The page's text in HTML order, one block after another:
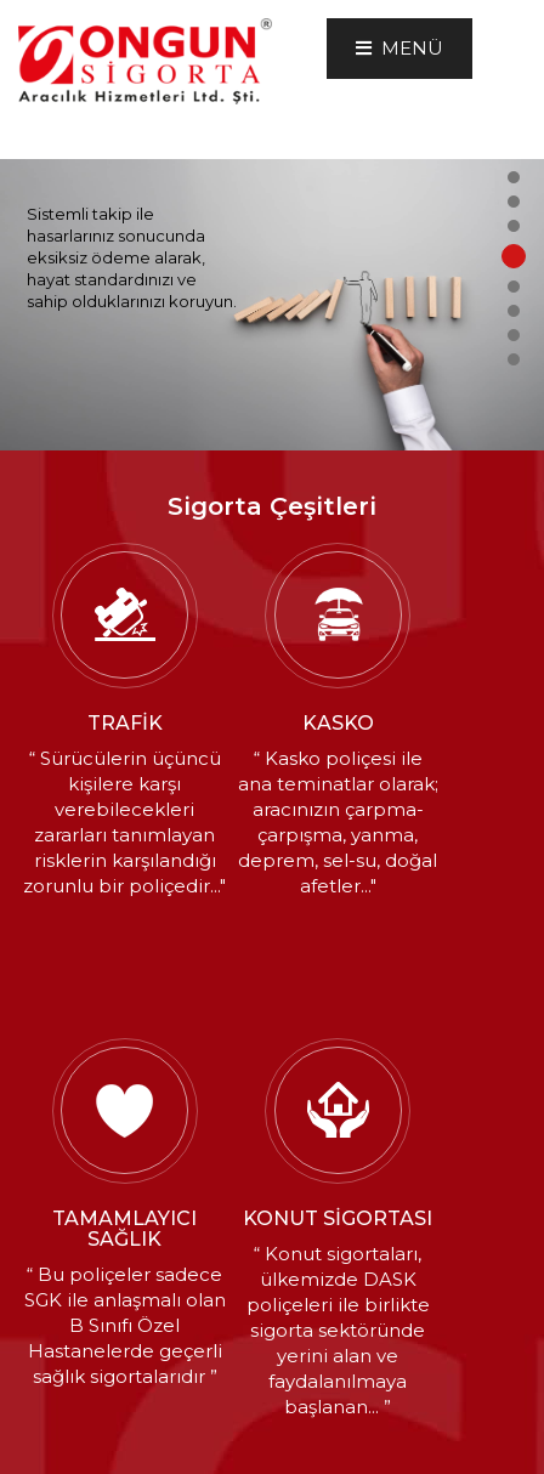
MENÜ
Sistemli takip ile
hasarlarınız sonucunda
eksiksiz ödeme alarak,
hayat standardınızı ve
sahip olduklarınızı koruyun.
Sigorta Çeşitleri
TRAFİK
“ Sürücülerin üçüncü
kişilere karşı
verebilecekleri
zararları tanımlayan
risklerin karşılandığı
zorunlu bir poliçedir..."
KASKO
“ Kasko poliçesi ile
ana teminatlar olarak;
aracınızın çarpma-
çarpışma, yanma,
deprem, sel-su, doğal
afetler..."
TAMAMLAYICI
SAĞLIK
“ Bu poliçeler sadece
SGK ile anlaşmalı olan
B Sınıfı Özel
Hastanelerde geçerli
sağlık sigortalarıdır ”
KONUT SİGORTASI
“ Konut sigortaları,
ülkemizde DASK
poliçeleri ile birlikte
sigorta sektöründe
yerini alan ve
faydalanılmaya
başlanan... ”